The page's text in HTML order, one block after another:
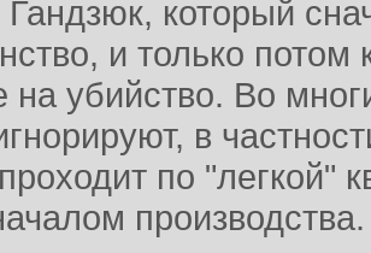
Гандзюк, который
и только
на убийство. Во
в
по "легкой"
производства.